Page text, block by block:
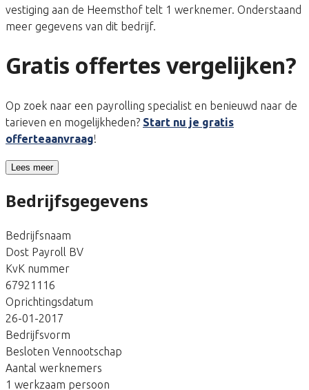
vestiging aan de Heemsthof telt 1 werknemer. Onderstaand
meer gegevens van dit bedrijf.
Gratis offertes vergelijken?
Op zoek naar een payrolling specialist en benieuwd naar de
tarieven en mogelijkheden? Start nu je gratis
offerteaanvraag!
Lees meer
Bedrijfsgegevens
Bedrijfsnaam
Dost Payroll BV
KvK nummer
67921116
Oprichtingsdatum
26-01-2017
Bedrijfsvorm
Besloten Vennootschap
Aantal werknemers
1 werkzaam persoon